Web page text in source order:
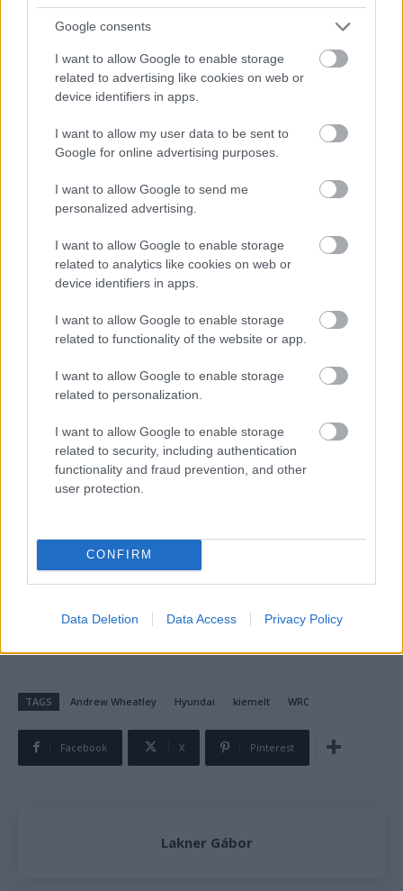
Google consents
I want to allow Google to enable storage
related to advertising like cookies on web or
device identifiers in apps.
I want to allow my user data to be sent to
Google for online advertising purposes.
I want to allow Google to send me
personalized advertising.
I want to allow Google to enable storage
related to analytics like cookies on web or
device identifiers in apps.
I want to allow Google to enable storage
related to functionality of the website or app.
I want to allow Google to enable storage
related to personalization.
I want to allow Google to enable storage
related to security, including authentication
functionality and fraud prevention, and other
user protection.
CONFIRM
Data Deletion Data Access Privacy Policy
„A Monte-Carlo Rallytól még két és fél hónap választ el
minket. Minden kilométerre szükségünk van, hogy
megszerezzük a szükséges tudást – mondta Wheatley
DirtFishnek. – Ezzel eggyüt abszolút nem engedjük el a
hátralévő versenyeket, Japánba is úgy megyünk, hogy
megpróbálunk nyerni. Több információra van szükségünk
hagyományosan jó szerepel a csapat. Nyerni megyünk
Japánba és Szaúd-Arábiába is, emellett 2026-ra is
készülünk. Gondolunk kell arra is, hogy nemsokára
kezdődik az új szezon, amelynek teljes erőbedobással
kell nekilátnunk. Jövőre megnyerjük a világbajnokságot,
ezért kell dolgoznunk.”
aszfaltos versenyeken, Tänak ezért a tavalyi autó
továbbfejlesztett változatával versenyzett a Közép-
Európa Rallyn, és Japánban is ezzel áll rajthoz. Ez az autó
azért létezik, mert a Hyundai nem lett készen időben az
idei kocsijával, és a szezonnyitó Monte-Carlo Rallyn a
tavalyi autó módosított változata szerepelt. Wheatley
tudja, hogyna hozhatja ki a legtöbbet az autóból.
Hyundai egyszer győzött ezen a versenyen, 2022-ben
TAGS Andrew Wheatley Hyundai kiemelt WRC
Facebook X Pinterest
Lakner Gábor